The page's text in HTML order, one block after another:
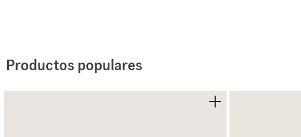
•Pared lateral de goma con la clásica franja foxing
•Agujetas para un ajuste seguro y personalizable
Productos populares